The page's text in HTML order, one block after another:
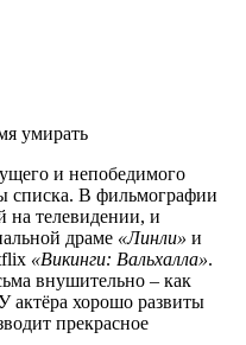
и непобедимого
списка. В фильмографии
на телевидении, и
драме «Линли» и
«Викинги: Вальхалла».
внушительно – как
актёра хорошо развиты
прекрасное